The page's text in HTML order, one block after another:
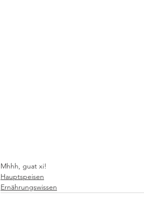
Mhhh, guat xi!
Hauptspeisen
Ernährungswissen